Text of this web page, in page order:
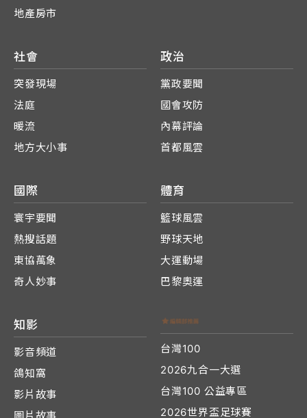
地產房市
社會
突發現場
法庭
暖流
地方大小事
政治
黨政要聞
國會攻防
內幕評論
首都風雲
國際
寰宇要聞
熱搜話題
東協萬象
奇人妙事
體育
籃球風雲
野球天地
大運動場
巴黎奧運
知影
影音頻道
鴿知窩
影片故事
圖片故事
台灣100
2026九合一大選
台灣100 公益專區
2026世界盃足球賽